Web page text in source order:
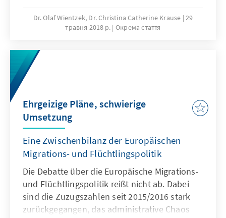
administrative chaos is resolvedand
humanitarian emergencies are overcome.
strategy of the EU three years after the
migration and refugee crisis? What arethe
current and future challenges and is the EU
global context and analyses the existing
system – with a focus on the most
recentreforms.
Dr. Olaf Wientzek, Dr. Christina Catherine Krause 29
травня 2018 р. Окрема стаття
Ehrgeizige Pläne, schwierige
Umsetzung
Eine Zwischenbilanz der Europäischen
Migrations- und Flüchtlingspolitik
Die Debatte über die Europäische Migrations-
und Flüchtlingspolitik reißt nicht ab. Dabei
sind die Zuzugszahlen seit 2015/2016 stark
zurückgegangen, das administrative Chaos